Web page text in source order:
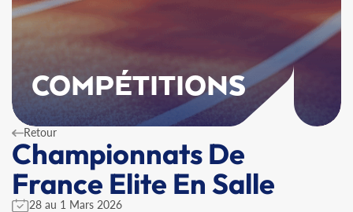
COMPÉTITIONS
Retour
Championnats De
France Elite En Salle
28 au 1 Mars 2026